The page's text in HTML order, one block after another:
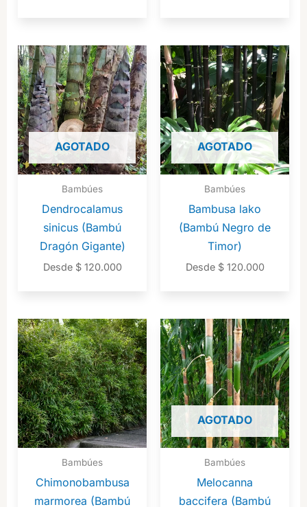
AGOTADO
Bambúes
Dendrocalamus
sinicus (Bambú
Dragón Gigante)
Desde $120.000
AGOTADO
Bambúes
Bambusa lako
(Bambú Negro de
Timor)
Desde $120.000
Bambúes
Chimonobambusa
marmorea (Bambú
AGOTADO
Bambúes
Melocanna
baccifera (Bambú